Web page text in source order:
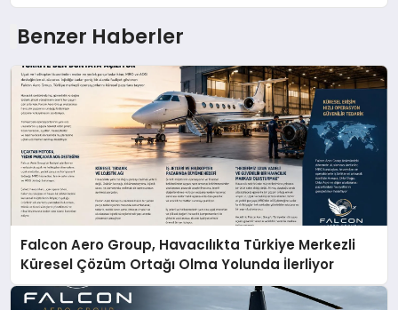
Benzer Haberler
Falcon Aero Group, Havacılıkta Türkiye Merkezli
Küresel Çözüm Ortağı Olma Yolunda İlerliyor